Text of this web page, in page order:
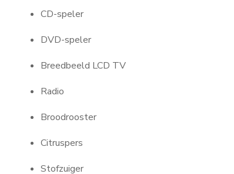
CD-speler
DVD-speler
Breedbeeld LCD TV
Radio
Broodrooster
Citruspers
Stofzuiger